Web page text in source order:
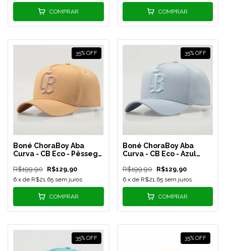
COMPRAR COMPRAR
35% OFF
Boné ChoraBoy Aba
Curva - CB Eco - Pêssego
R$199,90 R$129,90
6 x de R$21,65 sem juros
COMPRAR
35% OFF
Boné ChoraBoy Aba
Curva - CB Eco - Azul
R$199,90 R$129,90
6 x de R$21,65 sem juros
COMPRAR
35% OFF 35% OFF